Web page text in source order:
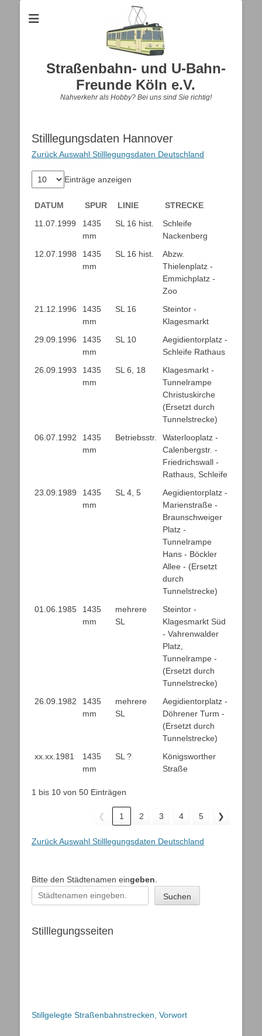
Straßenbahn- und U-Bahn-
Freunde Köln e.V.
Nahverkehr als Hobby? Bei uns sind Sie richtig!
Stilllegungsdaten Hannover
Zurück Auswahl Stilllegungsdaten Deutschland
Einträge anzeigen
DATUM SPUR LINIE
STRECKE
DATUM
SPUR LINIE STRECKE
11.07.1999
1435
mm
SL 16 hist.
Schleife
Nackenberg
12.07.1998
1435
mm
SL 16 hist.
Abzw.
Thielenplatz -
Emmichplatz -
Zoo
21.12.1996
1435
mm
SL 16
Steintor -
Klagesmarkt
29.09.1996
1435
mm
SL 10
Aegidientorplatz -
Schleife Rathaus
26.09.1993
1435
mm
SL 6, 18
Klagesmarkt -
Tunnelrampe
Christuskirche
(Ersetzt durch
Tunnelstrecke)
06.07.1992
1435
mm
Betriebsstr.
Waterlooplatz -
Calenbergstr. -
Friedrichswall -
Rathaus, Schleife
23.09.1989
1435
mm
SL 4, 5
Aegidientorplatz -
Marienstraße -
Braunschweiger
Platz -
Tunnelrampe
Hans - Böckler
Allee - (Ersetzt
durch
Tunnelstrecke)
01.06.1985
1435
mm
mehrere
SL
Steintor -
Klagesmarkt Süd
- Vahrenwalder
Platz,
Tunnelrampe -
(Ersetzt durch
Tunnelstrecke)
26.09.1982
1435
mm
mehrere
SL
Aegidientorplatz -
Döhrener Turm -
(Ersetzt durch
Tunnelstrecke)
xx.xx.1981
1435
mm
SL ?
Königsworther
Straße
1 bis 10 von 50 Einträgen
❮ 1 2 3 4 5 ❯
Zurück Auswahl Stilllegungsdaten Deutschland
Bitte den Städtenamen eingeben
Suchen
Stilllegungsseiten
Stillgelegte Straßenbahnstrecken, Vorwort